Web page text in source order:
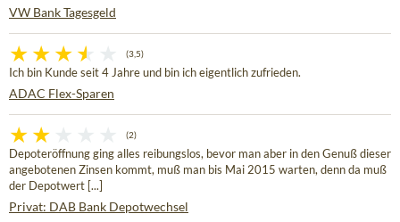
VW Bank Tagesgeld
(3,5)
Ich bin Kunde seit 4 Jahre und bin ich eigentlich zufrieden.
ADAC Flex-Sparen
(2)
Depoteröffnung ging alles reibungslos, bevor man aber in den Genuß dieser
angebotenen Zinsen kommt, muß man bis Mai 2015 warten, denn da muß
der Depotwert [...]
Privat: DAB Bank Depotwechsel